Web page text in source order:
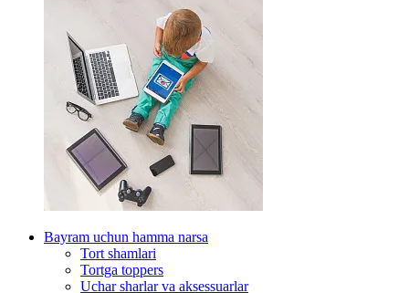
Bayram uchun hamma narsa
Tort shamlari
Tortga toppers
Uchar sharlar va aksessuarlar